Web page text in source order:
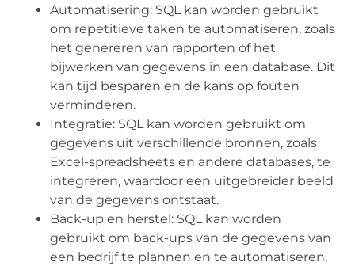
Automatisering: SQL kan worden gebruikt
om repetitieve taken te automatiseren, zoals
het genereren van rapporten of het
bijwerken van gegevens in een database. Dit
kan tijd besparen en de kans op fouten
verminderen.
Integratie: SQL kan worden gebruikt om
gegevens uit verschillende bronnen, zoals
Excel-spreadsheets en andere databases, te
integreren, waardoor een uitgebreider beeld
van de gegevens ontstaat.
Back-up en herstel: SQL kan worden
gebruikt om back-ups van de gegevens van
een bedrijf te plannen en te automatiseren,